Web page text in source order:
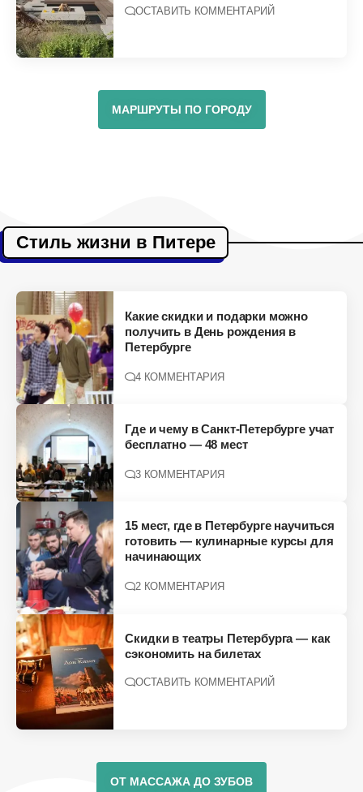
ОСТАВИТЬ КОММЕНТАРИЙ
МАРШРУТЫ ПО ГОРОДУ
Стиль жизни в Питере
Какие скидки и подарки можно
получить в День рождения в
Петербурге
4 КОММЕНТАРИЯ
Где и чему в Санкт-Петербурге учат
бесплатно — 48 мест
3 КОММЕНТАРИЯ
15 мест, где в Петербурге научиться
готовить — кулинарные курсы для
начинающих
2 КОММЕНТАРИЯ
Скидки в театры Петербурга — как
сэкономить на билетах
ОСТАВИТЬ КОММЕНТАРИЙ
ОТ МАССАЖА ДО ЗУБОВ